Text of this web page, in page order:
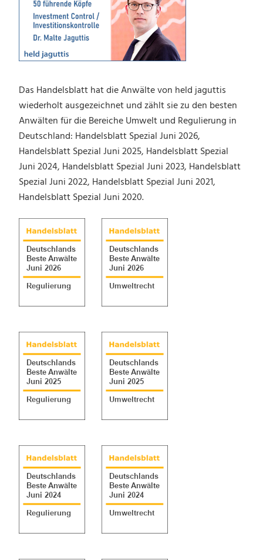
Das Handelsblatt hat die Anwälte von held jaguttis
wiederholt ausgezeichnet und zählt sie zu den besten
Anwälten für die Bereiche Umwelt und Regulierung in
Deutschland: Handelsblatt Spezial Juni 2026,
Handelsblatt Spezial Juni 2025, Handelsblatt Spezial
Juni 2024, Handelsblatt Spezial Juni 2023, Handelsblatt
Spezial Juni 2022, Handelsblatt Spezial Juni 2021,
Handelsblatt Spezial Juni 2020.